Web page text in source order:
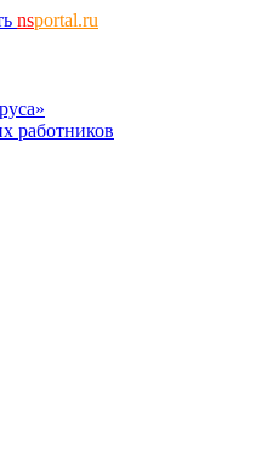
nsportal.ru
работников